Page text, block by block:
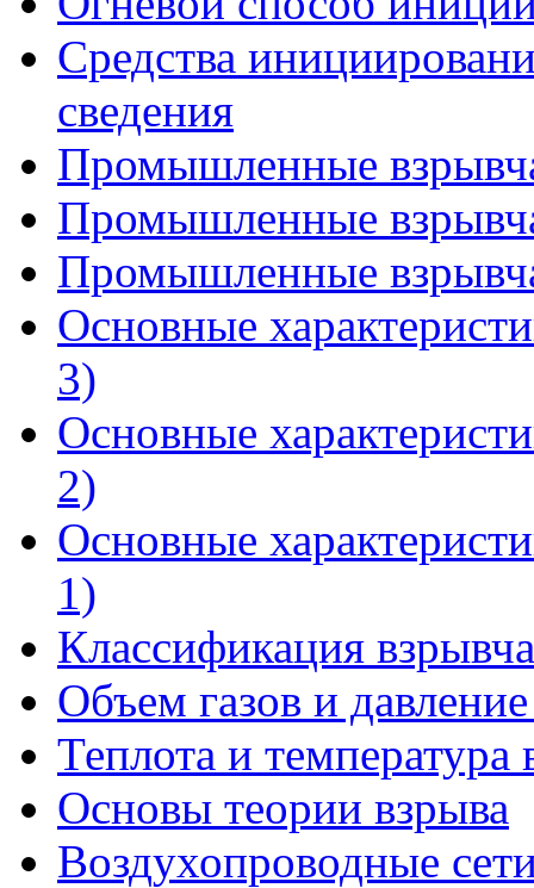
Средства
сведения
Промышленные
Промышленные
Промышленные
Основные
3)
Основные
2)
Основные
1)
Классификация
Объем газов и
Теплота и температура
Основы теории взрыва
Воздухопроводные